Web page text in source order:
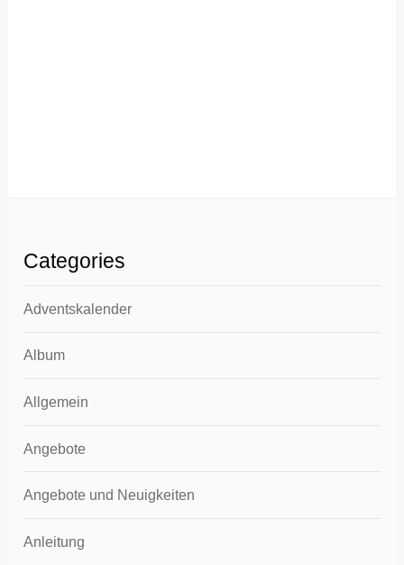
Categories
Adventskalender
Album
Allgemein
Angebote
Angebote und Neuigkeiten
Anleitung